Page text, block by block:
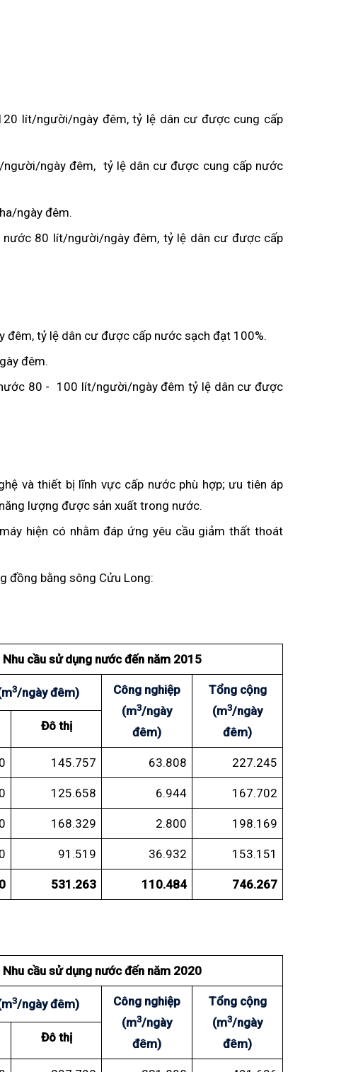
lít/người/ngày đêm, tỷ lệ dân cư được cung cấp
ngày đêm, tỷ lệ dân cư được cung cấp nước
ngày đêm.
80 lít/người/ngày đêm, tỷ lệ dân cư được cấp
tỷ lệ dân cư được cấp nước sạch đạt 100%.
đêm.
80 - 100 lít/người/ngày đêm tỷ lệ dân cư được
và thiết bị lĩnh vực cấp nước phù hợp; ưu tiên áp
lượng được sản xuất trong nước.
hiện có nhằm đáp ứng yêu cầu giảm thất thoát
đồng bằng sông Cửu Long:
Nhu cầu sử dụng nước đến năm 2015
m3/ngày đêm)
Công nghiệp
(m3/ngày
đêm)
Tổng cộng
(m3/ngày
đêm)
Đô thị
145.757 63.808 227.245
125.658 6.944 167.702
168.329 2.800 198.169
91.519 36.932 153.151
531.263 110.484 746.267
Nhu cầu sử dụng nước đến năm 2020
m3/ngày đêm)
Công nghiệp
(m3/ngày
đêm)
Tổng cộng
(m3/ngày
đêm)
Đô thị